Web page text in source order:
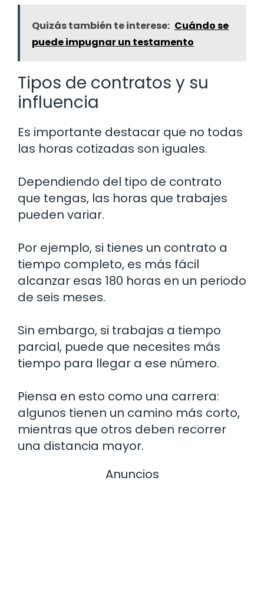
Quizás también te interese: Cuándo se
puede impugnar un testamento
Tipos de contratos y su
influencia
Es importante destacar que no todas
las horas cotizadas son iguales.
Dependiendo del tipo de contrato
que tengas, las horas que trabajes
pueden variar.
Por ejemplo, si tienes un contrato a
tiempo completo, es más fácil
alcanzar esas 180 horas en un periodo
de seis meses.
Sin embargo, si trabajas a tiempo
parcial, puede que necesites más
tiempo para llegar a ese número.
Piensa en esto como una carrera:
algunos tienen un camino más corto,
mientras que otros deben recorrer
una distancia mayor.
Anuncios